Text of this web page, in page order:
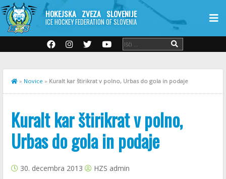
HOKEJSKA ZVEZA SLOVENIJE
ICE HOCKEY FEDERATION OF SLOVENIA
» Novice » Kuralt kar štirikrat v polno, Urbas do gola in podaje
Kuralt kar štirikrat v polno,
Urbas do gola in podaje
30. decembra 2013 HZS admin